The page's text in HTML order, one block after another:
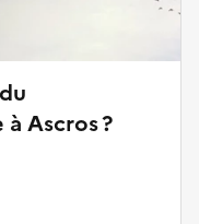
Ascros ?